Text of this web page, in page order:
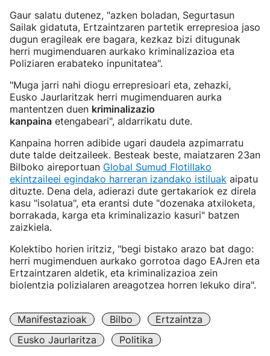
Gaur salatu dutenez, "azken boladan, Segurtasun
Sailak gidatuta, Ertzaintzaren partetik errepresioa jaso
dugun eragileak ere bagara, kezkaz bizi ditugunak
herri mugimenduaren aurkako kriminalizazioa eta
Poliziaren erabateko inpunitatea".
"Muga jarri nahi diogu errepresioari eta, zehazki,
Eusko Jaurlaritzak herri mugimenduaren aurka
mantentzen duen kriminalizazio
kanpaina etengabeari", aldarrikatu dute.
Kanpaina horren adibide ugari daudela azpimarratu
dute talde deitzaileek. Besteak beste, maiatzaren 23an
Bilboko aireportuan Global Sumud Flotillako
ekintzaileei egindako harreran izandako istiluak aipatu
dituzte. Dena dela, adierazi dute gertakariok ez direla
kasu "isolatua", eta erantsi dute "dozenaka atxiloketa,
borrakada, karga eta kriminalizazio kasuri" batzen
zaizkiela.
Kolektibo horien iritziz, "begi bistako arazo bat dago:
herri mugimenduen aurkako gorrotoa dago EAJren eta
Ertzaintzaren aldetik, eta kriminalizazioa zein
biolentzia polizialaren areagotzea horren lekuko dira".
Manifestazioak Bilbo
Ertzaintza
Eusko Jaurlaritza
Politika